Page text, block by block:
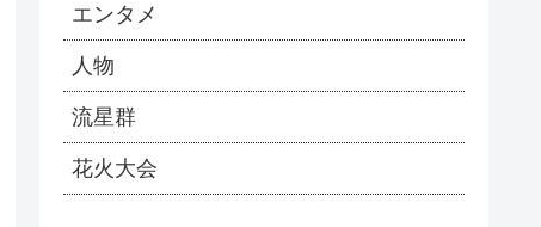
エンタメ
人物
流星群
花火大会